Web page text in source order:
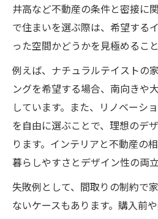
井高など不動産の条件と密接に
で住まいを選ぶ際は、希望する
った空間かどうかを見極めるこ
例えば、ナチュラルテイストの
ングを希望する場合、南向きや
しています。また、リノベーシ
を自由に選ぶことで、理想のデ
ります。インテリアと不動産の
暮らしやすさとデザイン性の両立
失敗例として、間取りの制約で
ないケースもあります。購入前